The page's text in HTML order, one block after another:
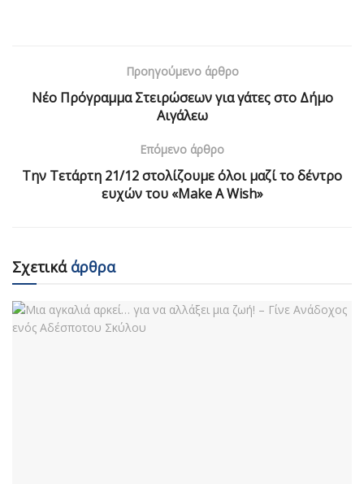
Προηγούμενο άρθρο
Νέο Πρόγραμμα Στειρώσεων για γάτες στο Δήμο
Αιγάλεω
Επόμενο άρθρο
Την Τετάρτη 21/12 στολίζουμε όλοι μαζί το δέντρο
ευχών του «Make A Wish»
Σχετικάάρθρα